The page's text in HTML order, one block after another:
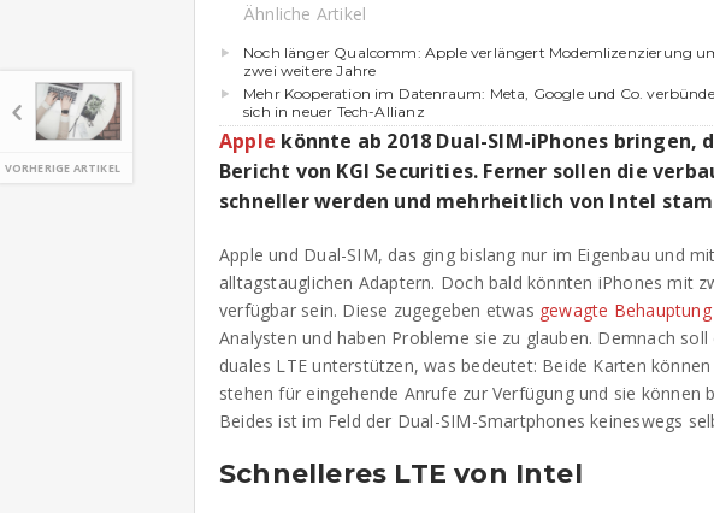
VORHERIGE ARTIKEL
Ähnliche Artikel
Noch länger Qualcomm: Apple verlängert Modemlizenzierung
zwei weitere Jahre
Mehr Kooperation im Datenraum: Meta, Google und Co.
sich in neuer Tech-Allianz
Apple könnte ab 2018 Dual-SIM-iPhones
Bericht von KGI Securities. Ferner sollen die
schneller werden und mehrheitlich von Intel
Apple und Dual-SIM, das ging bislang nur im Eigenbau und
alltagstauglichen Adaptern. Doch bald könnten iPhones mit
verfügbar sein. Diese zugegeben etwas gewagte Behauptung
Analysten und haben Probleme sie zu glauben. Demnach
duales LTE unterstützen, was bedeutet: Beide Karten
stehen für eingehende Anrufe zur Verfügung und sie können
Beides ist im Feld der Dual-SIM-Smartphones keineswegs
Schnelleres LTE von Intel